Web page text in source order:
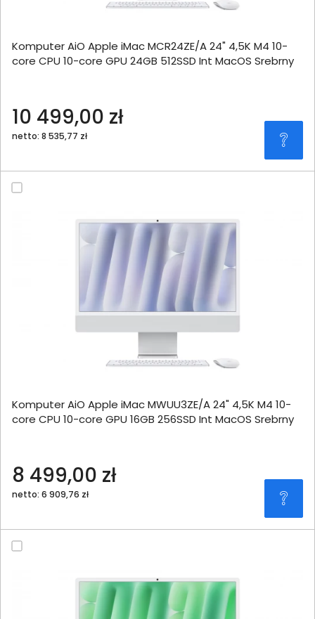
Komputer AiO Apple iMac MCR24ZE/A 24" 4,5K M4 10-
core CPU 10-core GPU 24GB 512SSD Int MacOS Srebrny
10 499,00 zł
netto: 8 535,77 zł
Komputer AiO Apple iMac MWUU3ZE/A 24" 4,5K M4 10-
core CPU 10-core GPU 16GB 256SSD Int MacOS Srebrny
8 499,00 zł
netto: 6 909,76 zł